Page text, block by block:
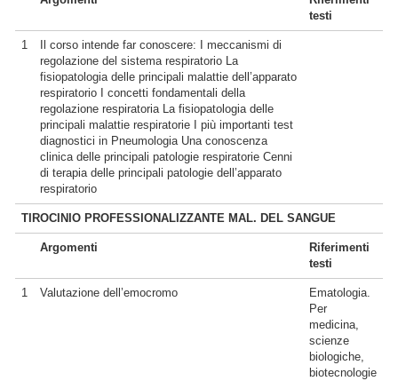
testi
1
Il corso intende far conoscere: I meccanismi di
regolazione del sistema respiratorio La
fisiopatologia delle principali malattie dell’apparato
respiratorio I concetti fondamentali della
regolazione respiratoria La fisiopatologia delle
principali malattie respiratorie I più importanti test
diagnostici in Pneumologia Una conoscenza
clinica delle principali patologie respiratorie Cenni
di terapia delle principali patologie dell’apparato
respiratorio
TIROCINIO PROFESSIONALIZZANTE MAL. DEL SANGUE
Argomenti
Riferimenti
testi
1 Valutazione dell’emocromo
Ematologia.
Per
medicina,
scienze
biologiche,
biotecnologie